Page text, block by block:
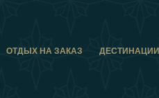
ОТДЫХ НА ЗАКАЗ ДЕСТИНАЦИИ